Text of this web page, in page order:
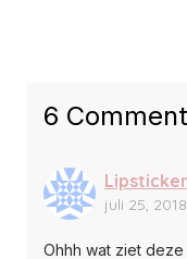
6
juli 25,
Ohhh wat ziet